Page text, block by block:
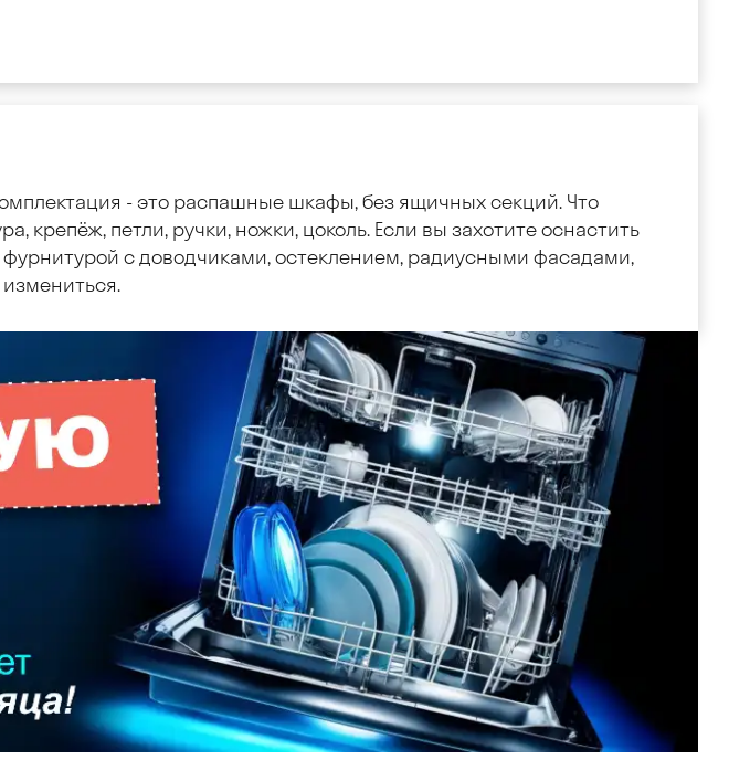
- это распашные шкафы, без ящичных секций. Что
петли, ручки, ножки, цоколь. Если вы захотите оснастить
с доводчиками, остеклением, радиусными фасадами,